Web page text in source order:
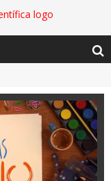
Baú de Histórias - A jamais imaginada aventura com os moinhos de vento